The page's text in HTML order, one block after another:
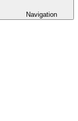
Navigation